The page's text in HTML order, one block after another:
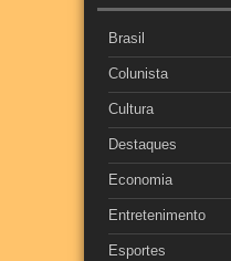
Brasil
Colunista
Cultura
Destaques
Economia
Entretenimento
Esportes